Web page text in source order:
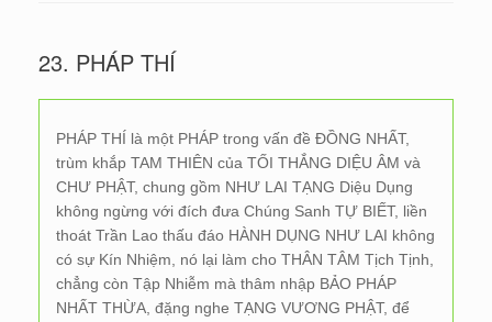
23. PHÁP THÍ
PHÁP THÍ là một PHÁP trong vấn đề ĐỒNG NHẤT,
trùm khắp TAM THIÊN của TỐI THẮNG DIỆU ÂM và
CHƯ PHẬT, chung gồm NHƯ LAI TẠNG Diệu Dụng
không ngừng với đích đưa Chúng Sanh TỰ BIẾT, liền
thoát Trần Lao thấu đáo HÀNH DỤNG NHƯ LAI không
có sự Kín Nhiệm, nó lại làm cho THÂN TÂM Tịch Tịnh,
chẳng còn Tập Nhiễm mà thâm nhập BẢO PHÁP
NHẤT THỪA, đặng nghe TẠNG VƯƠNG PHẬT, để